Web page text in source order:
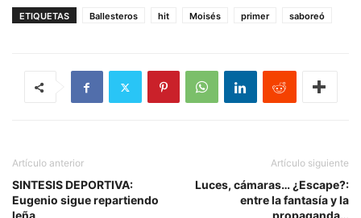
ETIQUETAS Ballesteros hit Moisés primer saboreó
Artículo anterior
SINTESIS DEPORTIVA:
Eugenio sigue repartiendo
Artículo siguiente
Luces, cámaras… ¿Escape?:
entre la fantasía y la